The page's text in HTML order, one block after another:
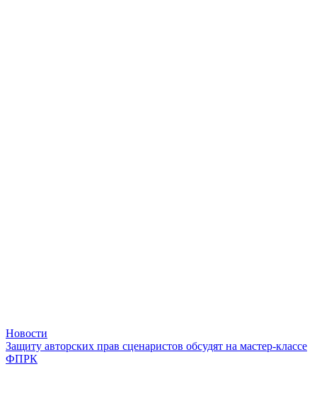
Новости
Защиту авторских прав сценаристов обсудят на мастер-классе
ФПРК